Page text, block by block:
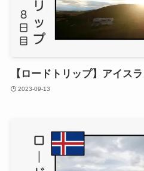
【ロードトリップ】アイス
2023-09-13